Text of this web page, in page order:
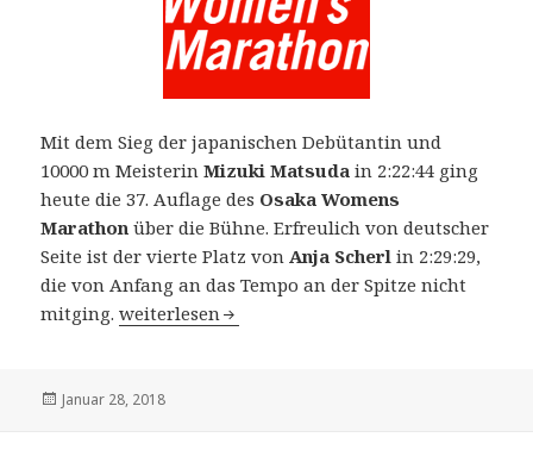
Mit dem Sieg der japanischen Debütantin und
10000 m MeisterinMizuki Matsuda in 2:22:44 ging
heute die 37. Auflage des Osaka Womens
Marathon über die Bühne. Erfreulich von deutscher
Seite ist der vierte Platz vonAnja Scherl in 2:29:29,
die von Anfang an das Tempo an der Spitze nicht
mitging.37. Osaka Women´s Marathon am 28. Januar
weiterlesen
Veröffentlicht
Januar 28, 2018